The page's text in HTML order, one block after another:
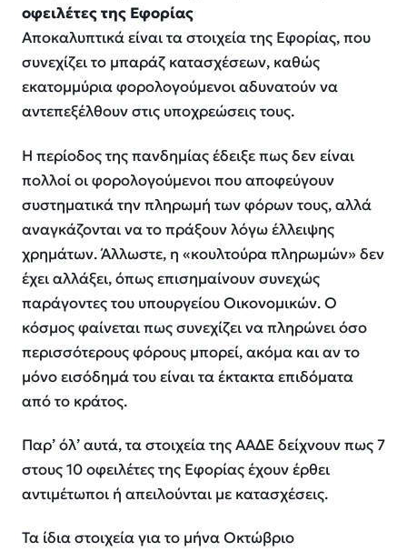
οφειλέτες της Εφορίας
Αποκαλυπτικά είναι τα στοιχεία της Εφορίας, που
συνεχίζει το μπαράζ κατασχέσεων, καθώς
εκατομμύρια φορολογούμενοι αδυνατούν να
αντεπεξέλθουν στις υποχρεώσεις τους.
Η περίοδος της πανδημίας έδειξε πως δεν είναι
πολλοί οι φορολογούμενοι που αποφεύγουν
συστηματικά την πληρωμή των φόρων τους, αλλά
αναγκάζονται να το πράξουν λόγω έλλειψης
χρημάτων. Άλλωστε, η «κουλτούρα πληρωμών» δεν
έχει αλλάξει, όπως επισημαίνουν συνεχώς
παράγοντες του υπουργείου Οικονομικών. Ο
κόσμος φαίνεται πως συνεχίζει να πληρώνει όσο
περισσότερους φόρους μπορεί, ακόμα και αν το
μόνο εισόδημά του είναι τα έκτακτα επιδόματα
από το κράτος.
Παρ’ όλ’ αυτά, τα στοιχεία της ΑΑΔΕ δείχνουν πως 7
στους 10 οφειλέτες της Εφορίας έχουν έρθει
αντιμέτωποι ή απειλούνται με κατασχέσεις.
Τα ίδια στοιχεία για το μήνα Οκτώβριο